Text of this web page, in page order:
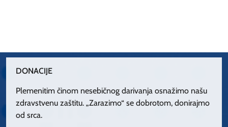
DONACIJE
Plemenitim činom nesebičnog darivanja osnažimo našu
zdravstvenu zaštitu. „Zarazimo“ se dobrotom, donirajmo
od srca.